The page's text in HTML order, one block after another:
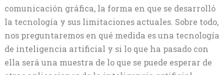
comunicación gráfica, la forma en que se desarrolló
la tecnología y sus limitaciones actuales. Sobre todo,
nos preguntaremos en qué medida es una tecnología
de inteligencia artificial y si lo que ha pasado con
ella será una muestra de lo que se puede esperar de